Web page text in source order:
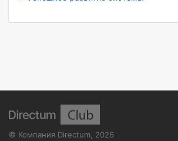
© Компания Directum 2026